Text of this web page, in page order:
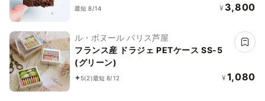
最短 8/14 ¥ 3,800
ル・ボヌール パリス芦屋
フランス産 ドラジェ PETケース SS-5
(グリーン)
5(2)最短 8/12 ¥ 1,080